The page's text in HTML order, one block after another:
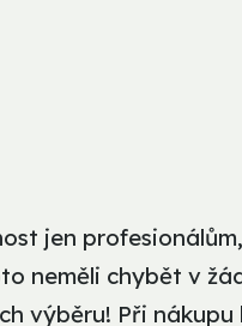
jen
neměli chybět v
výběru! Při